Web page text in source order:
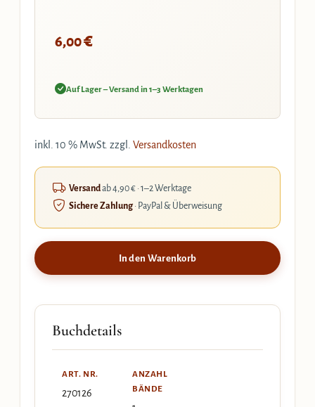
6,00€
Auf Lager – Versand in 1–3 Werktagen
inkl. 10 % MwSt. zzgl. Versandkosten
Versandab 4,90 € · 1–2 Werktage
Sichere Zahlung· PayPal & Überweisung
In den Warenkorb
Buchdetails
ART. NR.
270126
ANZAHL
BÄNDE